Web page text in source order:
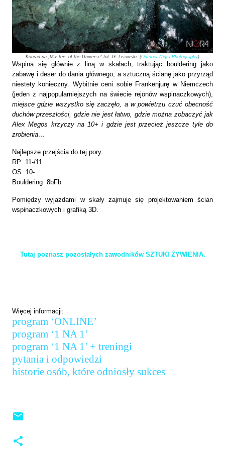
Konrad na „Masters of the Universe” fot. G. Lisowski (Outdoor Nigra Photography)
Wspina się głównie z liną w skałach, traktując bouldering jako
zabawę i deser do dania głównego, a sztuczną ścianę jako przyrząd
niestety konieczny. Wybitnie ceni sobie Frankenjurę w Niemczech
(jeden z najpopularniejszych na świecie rejonów wspinaczkowych),
miejsce gdzie wszystko się zaczęło, a w powietrzu czuć obecność
duchów przeszłości, gdzie nie jest łatwo, gdzie można zobaczyć jak
Alex Megos krzyczy na 10+ i gdzie jest przecież jeszcze tyle do
zrobienia…
Najlepsze przejścia do tej pory:
RP
11-/11
OS
10-
Bouldering 8bFb
Pomiędzy wyjazdami w skały zajmuje się projektowaniem ścian
wspinaczkowych i grafiką 3D.
Tutaj poznasz pozostałych zawodników SZTUKI ŻYWIENIA.
Więcej informacji:
program ‘ONLINE’
program ‘1 NA 1’
program ‘1 NA 1’ + treningi
pytania i odpowiedzi
historie osób, które odniosły sukces